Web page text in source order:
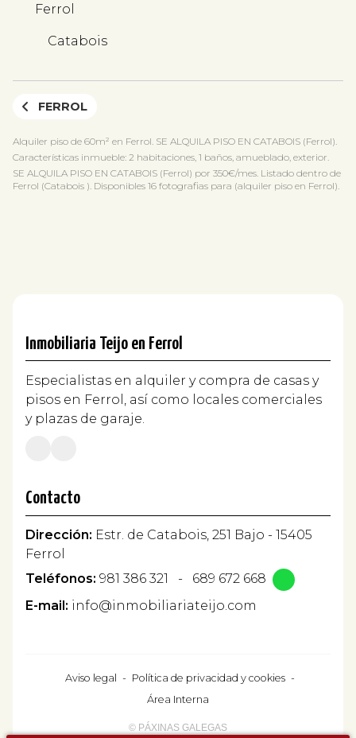
Ferrol
Catabois
FERROL
Alquiler piso de 60m² en Ferrol. SE ALQUILA PISO EN CATABOIS (Ferrol).
Características inmueble: 2 habitaciones, 1 baños, amueblado, exterior.
SE ALQUILA PISO EN CATABOIS (Ferrol) por 350€/mes. Listado dentro de
Ferrol (Catabois ). Disponibles 16 fotografias para (alquiler piso en Ferrol).
Inmobiliaria Teijo en Ferrol
Especialistas en alquiler y compra de casas y
pisos en Ferrol, así como locales comerciales
y plazas de garaje.
Contacto
Dirección: Estr. de Catabois, 251 Bajo - 15405
Ferrol
Teléfonos: 981 386 321 -
689 672 668
E-mail: info@inmobiliariateijo.com
Aviso legal - Política de privacidad y cookies -
Área Interna
© PÁXINAS GALEGAS